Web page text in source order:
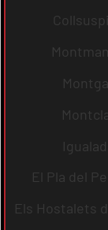
El Pla del
Els Hostalets